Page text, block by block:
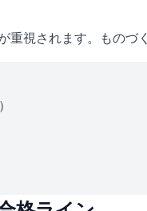
視されます。ものづ